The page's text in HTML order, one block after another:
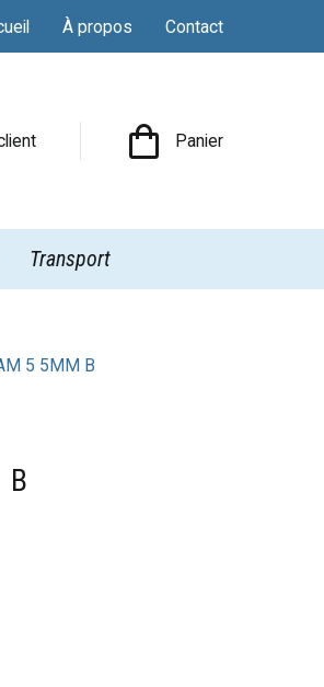
À propos Contact
Panier
Transport
5 5MM B